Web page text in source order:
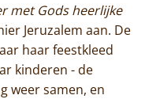
met Gods heerlijke
Jeruzalem aan. De
haar feestkleed
kinderen - de
weer samen, en